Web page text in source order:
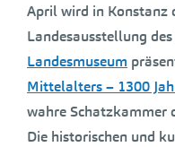
April wird in Konstanz
Landesausstellung
Landesmuseum
Mittelalters – 1300
wahre Schatzkammer
Die historischen und